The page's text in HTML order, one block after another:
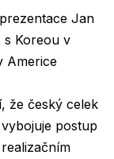
Jan
s Koreou v
Americe
že český celek
postup